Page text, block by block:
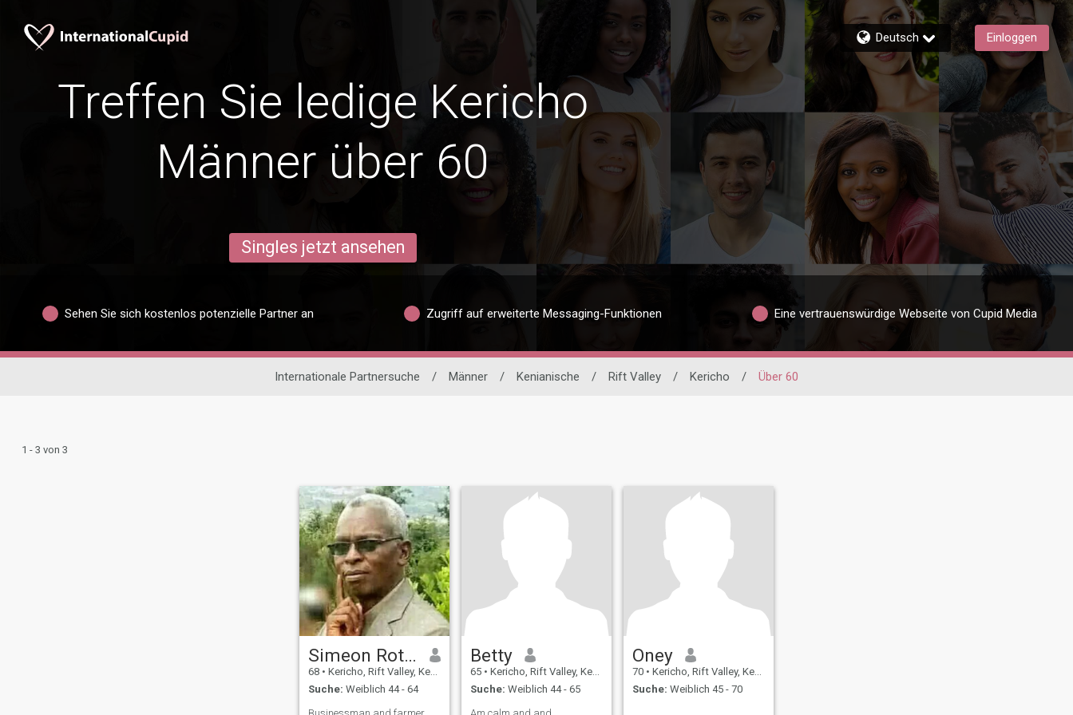
Deutsch Einloggen
Treffen Sie ledige Kericho
Männer über 60
Singles jetzt ansehen
Sehen Sie sich kostenlos potenzielle Partner an Zugriff auf erweiterte Messaging-Funktionen Eine vertrauenswürdige Webseite von Cupid Media
Internationale Partnersuche / Männer / Kenianische / Rift Valley / Kericho / Über 60
1 - 3 von 3
Simeon Rotich
68 • Kericho, Rift Valley, Kenia
Suche: Weiblich 44 - 64
Betty
65 • Kericho, Rift Valley, Kenia
Suche: Weiblich 44 - 65
Oney
70 • Kericho, Rift Valley, Kenia
Suche: Weiblich 45 - 70